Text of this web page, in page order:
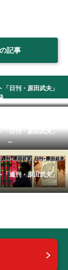
記事
日刊・原田武夫」
...
日刊・原田武夫」
...
週刊・原田武夫」